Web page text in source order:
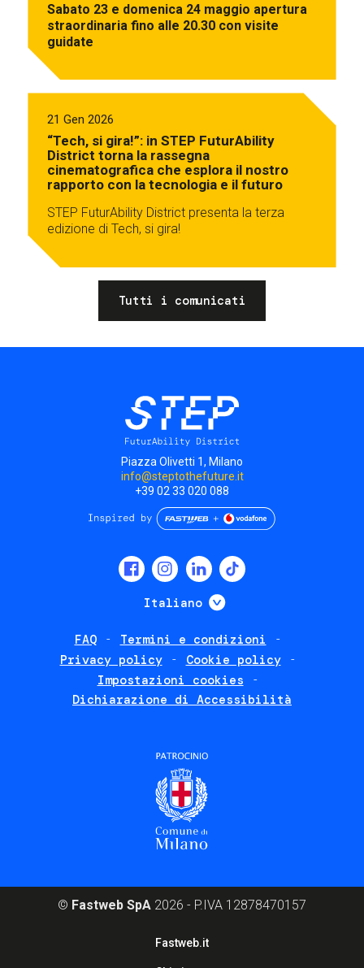
Sabato 23 e domenica 24 maggio apertura
straordinaria fino alle 20.30 con visite
guidate
21 Gen 2026
“Tech, si gira!”: in STEP FuturAbility
District torna la rassegna
cinematografica che esplora il nostro
rapporto con la tecnologia e il futuro
STEP FuturAbility District presenta la terza
edizione di Tech, si gira!
Tutti i comunicati
Piazza Olivetti 1, Milano
info@steptothefuture.it
+39 02 33 020 088
Italiano Mostra ulteriori
FAQ
Termini e condizioni
Privacy policy
Cookie policy
Impostazioni cookies
Dichiarazione di Accessibilità
© Fastweb SpA 2026 - P.IVA 12878470157
Fastweb.it